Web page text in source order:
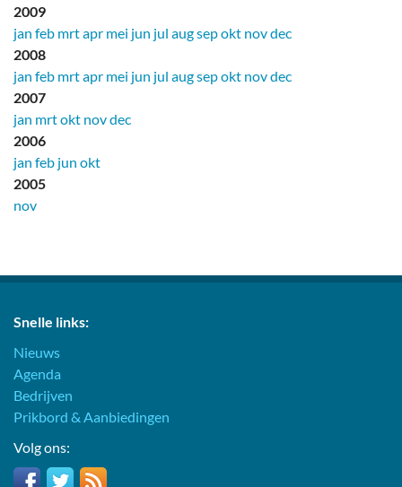
2009
jan feb mrtapr mei jun jul augsepokt novdec
2008
jan feb mrtapr mei jun jul augsepokt novdec
2007
jan mrtokt novdec
2006
jan feb jun okt
2005
nov
Snelle links:
Nieuws
Agenda
Bedrijven
Prikbord & Aanbiedingen
Volg ons: